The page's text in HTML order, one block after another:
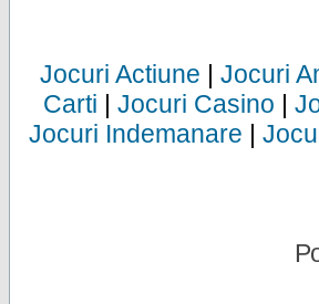
Jocuri Actiune | Jocuri
Carti | Jocuri Casino |
Jocuri Indemanare |